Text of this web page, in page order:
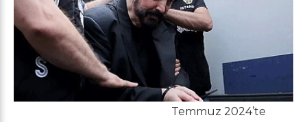
Temmuz 2024’te